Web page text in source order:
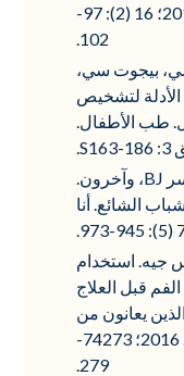
المتحدة. J أدوية ديرماتول. 2017؛ 16 (2): 97-
102.
بيجوت سي،
لتشخيص
طب الأطفال.
زينجلين آل، باثي آل، شلوسر BJ، وآخرون.
الشائع. أنا
جيه. استخدام
قبل العلاج
يعانون من
حب الشباب. أنا أكاد ديرماتول. 2016؛ 74273-
279.